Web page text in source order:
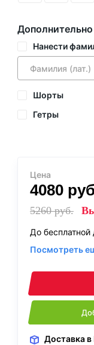
Дополнительно
Нанести
Шорты
Гетры
Цена
4080
5260руб.
До бесплатной
Посмотреть
Доставка